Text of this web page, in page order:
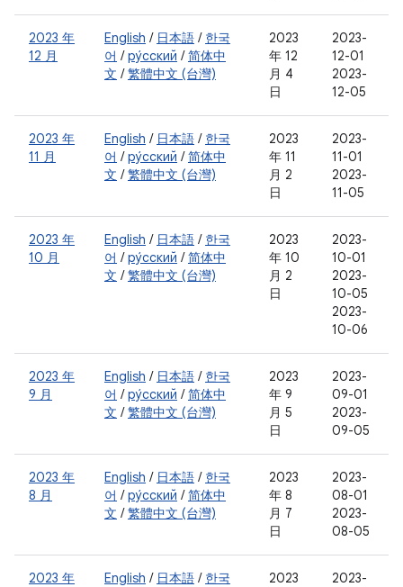
2023 年
12 月
English / 日本語 / 한국
어 /ру́сский /简体中
文 /繁體中文 (台灣)
2023
年 12
月 4
日
2023-
12-01
2023-
12-05
2023 年
11 月
English / 日本語 / 한국
어 /ру́сский /简体中
文 /繁體中文 (台灣)
2023
年 11
月 2
日
2023-
11-01
2023-
11-05
2023 年
10 月
English / 日本語 / 한국
어 /ру́сский /简体中
文 /繁體中文 (台灣)
2023
年 10
月 2
日
2023-
10-01
2023-
10-05
2023-
10-06
2023 年
9 月
English / 日本語 / 한국
어 /ру́сский /简体中
文 /繁體中文 (台灣)
2023
年 9
月 5
日
2023-
09-01
2023-
09-05
2023 年
8 月
English / 日本語 / 한국
어 /ру́сский /简体中
文 /繁體中文 (台灣)
2023
年 8
月 7
日
2023-
08-01
2023-
08-05
2023 年
English / 日本語 / 한국
2023
2023-